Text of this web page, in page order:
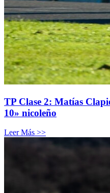
TP Clase 2: Matías
10» nicoleño
Leer Más >>